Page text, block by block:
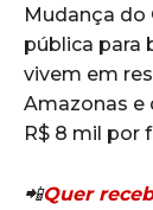
Mudança do
pública para
vivem em
Amazonas e
R$ 8 mil por
📲Quer